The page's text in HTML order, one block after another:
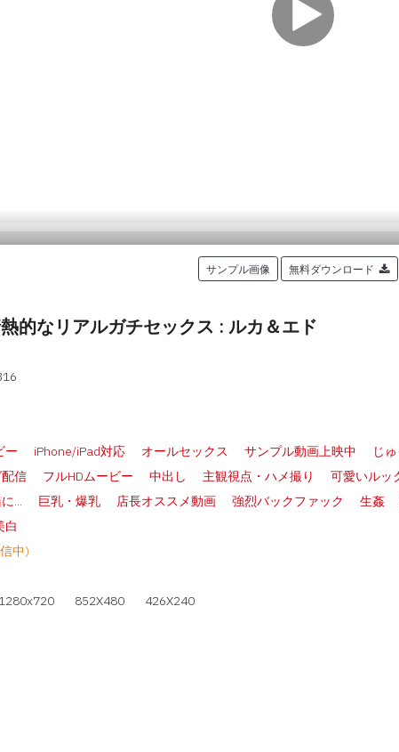
サンプル画像 無料ダウンロード
的なリアルガチセックス : ルカ＆エド
ー iPhone/iPad対応 オールセックス サンプル動画上映中
じ
信
フルHDムービー 中出し 主観視点・ハメ撮り
可愛いルッ
...
巨乳・爆乳 店長オススメ動画 強烈バックファック 生姦
白
中)
1280x720 852X480 426X240